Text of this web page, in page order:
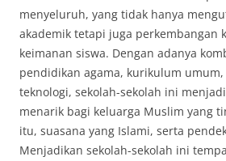
menyeluruh, yang tidak hanya
akademik tetapi juga perkembangan
keimanan siswa. Dengan adanya
pendidikan agama, kurikulum
teknologi, sekolah-sekolah ini
menarik bagi keluarga Muslim yang
itu, suasana yang Islami, serta
Menjadikan sekolah-sekolah ini